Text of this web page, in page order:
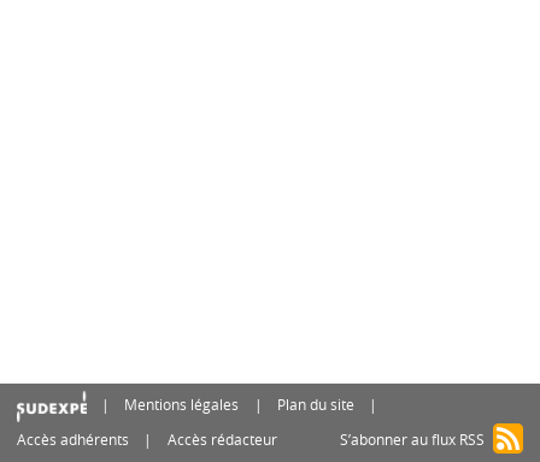
Mentions légales
Plan du site
Accès adhérents
Accès rédacteur S’abonner au flux RSS